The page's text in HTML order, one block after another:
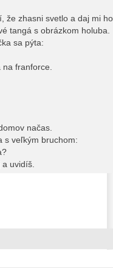
že zhasni svetlo a daj mi
tangá s obrázkom
sa pýta:
franforce.
načas.
s veľkým bruchom:
uvidíš.